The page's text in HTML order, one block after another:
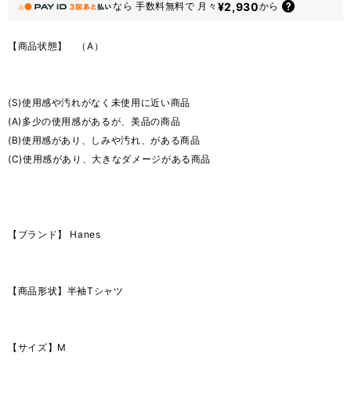
なら 手数料無料で 月々 ¥2,930から
【商品状態】 （A）
(S)使用感や汚れがなく未使用に近い商品
(A)多少の使用感があるが、美品の商品
(B)使用感があり、しみや汚れ、がある商品
(C)使用感があり、大きなダメージがある商品
【ブランド】 Hanes
【商品形状】半袖Tシャツ
【サイズ】M